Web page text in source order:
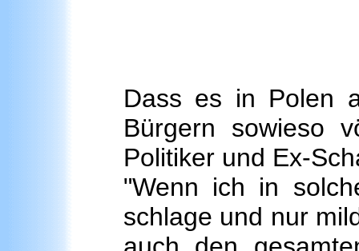
Dass es in Polen
Bürgern sowieso
Politiker und Ex-
"Wenn ich in
schlage und nur